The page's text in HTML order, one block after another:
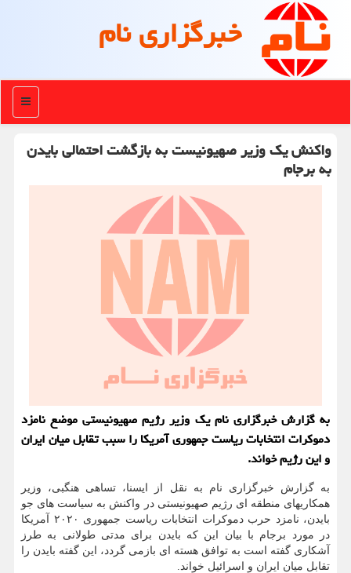
خبرگزاری نام
منو
واكنش یك وزیر صهیونیست به بازگشت احتمالی بایدن
به برجام
به گزارش خبرگزاری نام یك وزیر رژیم صهیونیستی موضع نامزد
دموكرات انتخابات ریاست جمهوری آمریكا را سبب تقابل میان ایران
و این رژیم خواند.
به گزارش خبرگزاری نام به نقل از ایسنا، تساهی هنگبی، وزیر
همکاریهای منطقه ای رژیم صهیونیستی در واکنش به سیاست های جو
بایدن، نامزد حرب دموکرات انتخابات ریاست جمهوری ۲۰۲۰ آمریکا
در مورد برجام با بیان این که بایدن برای مدتی طولانی به طرز
آشکاری گفته است به توافق هسته ای بازمی گردد، این گفته بایدن را
تقابل میان ایران و اسرائیل خواند.